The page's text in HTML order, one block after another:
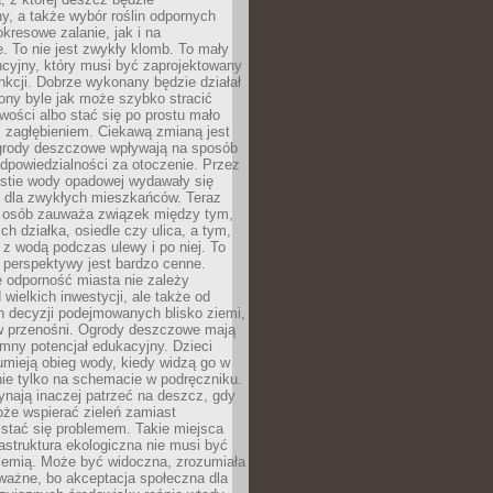
a także wybór roślin odpornych
zalanie, jak i na
To nie jest zwykły klomb. To mały
który musi być zaprojektowany
Dobrze wykonany będzie działał
byle jak może szybko stracić
albo stać się po prostu mało
Ciekawą zmianą jest
deszczowe wpływają na sposób
za otoczenie. Przez
wody opadowej wydawały się
zwykłych mieszkańców. Teraz
zauważa związek między tym,
działka, osiedle czy ulica, a tym,
wodą podczas ulewy i po niej. To
jest bardzo cenne.
odporność miasta nie zależy
wielkich inwestycji, ale także od
decyzji podejmowanych blisko ziemi,
przenośni. Ogrody deszczowe mają
potencjał edukacyjny. Dzieci
obieg wody, kiedy widzą go w
tylko na schemacie w podręczniku.
inaczej patrzeć na deszcz, gdy
wspierać zieleń zamiast
się problemem. Takie miejsca
ekologiczna nie musi być
Może być widoczna, zrozumiała
bo akceptacja społeczna dla